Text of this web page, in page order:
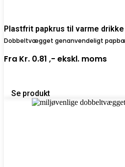
Plastfrit papkrus til varme
Dobbeltvægget genanvendeligt
Fra Kr. 0.81 ,- ekskl. moms
Se produkt